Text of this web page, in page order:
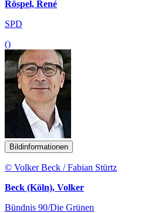
Röspel, René
SPD
()
Bildinformationen
© Volker Beck / Fabian Stürtz
Beck (Köln), Volker
Bündnis 90/Die Grünen